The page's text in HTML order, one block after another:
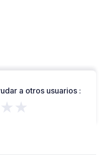
a otros usuarios :